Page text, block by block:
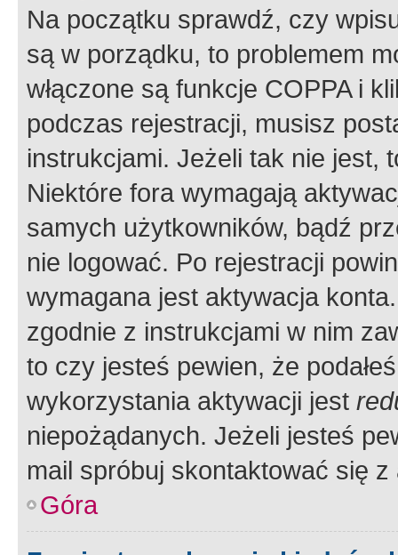
Na początku sprawdź, czy
są w porządku, to problemem
włączone są funkcje COPPA i
podczas rejestracji, musisz
instrukcjami. Jeżeli tak nie jest,
Niektóre fora wymagają
samych użytkowników, bądź
nie logować. Po rejestracji
wymagana jest aktywacja
zgodnie z instrukcjami w nim
to czy jesteś pewien, że
wykorzystania aktywacji jest
niepożądanych. Jeżeli jesteś
mail spróbuj skontaktować się
Góra